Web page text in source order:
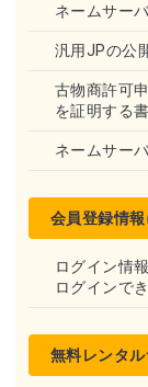
ネームサー
汎用JPの公
古物商許可
を証明する
ネームサー
会員登録情
ログイン情
ログインで
無料レンタ